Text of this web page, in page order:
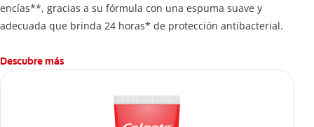
encías**, gracias a su fórmula con una espuma suave y
adecuada que brinda 24 horas* de protección antibacterial.
Descubre más